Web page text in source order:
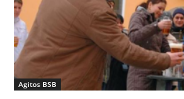
Agitos BSB